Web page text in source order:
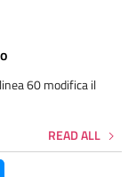
60 modifica il
READ ALL